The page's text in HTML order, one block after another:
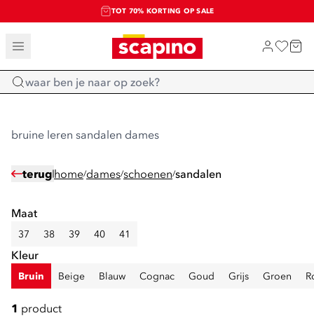
TOT 70% KORTING OP SALE
SALE: LAATSTE KANS!
SHOP NIEUW
Home
bruine leren sandalen dames
terug home/dames/schoenen/sandalen
Maat
37 38 39 40 41
Kleur
Bruin Beige Blauw Cognac Goud Grijs Groen
1 product